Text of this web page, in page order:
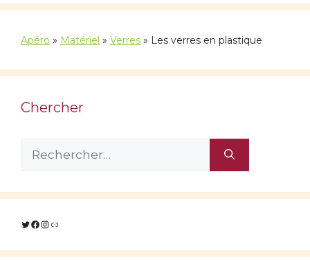
Apéro » Matériel » Verres » Les verres en plastique
Chercher
Twitter
Facebook
Instagram
Lien